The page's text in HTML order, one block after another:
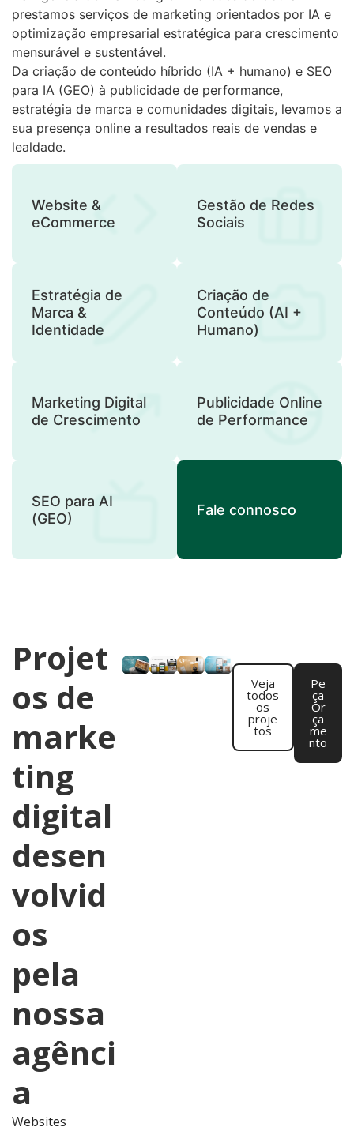
prestamos serviços de marketing orientados por IA e
optimização empresarial estratégica para crescimento
mensurável e sustentável.
Da criação de conteúdo híbrido (IA + humano) e SEO
para IA (GEO) à publicidade de performance,
estratégia de marca e comunidades digitais, levamos a
sua presença online a resultados reais de vendas e
lealdade.
Website &
eCommerce
Gestão de Redes
Sociais
Estratégia de
Marca &
Identidade
Criação de
Conteúdo (AI +
Humano)
Marketing Digital
de Crescimento
Publicidade Online
de Performance
SEO para AI
(GEO)
Fale connosco
Projet
os de
marke
ting
digital
desen
volvid
os
pela
nossa
agênci
a
Websites
Veja
todos
os
proje
tos
Pe
ça
Or
ça
me
nto